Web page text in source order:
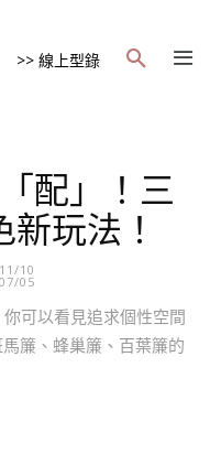
>> 線上型錄
配」！三
玩法！
10
05
可以看見追求個性空間
簾、蜂巢簾、百葉簾的